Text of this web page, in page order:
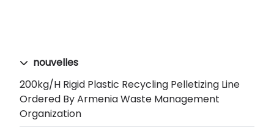
nouvelles
200kg/h Rigid Plastic Recycling Pelletizing Line
Ordered By Armenia Waste Management
Organization